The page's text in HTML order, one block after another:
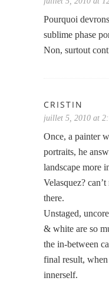
Pourquoi
sublime phase
Non, surtout
CRISTIN
juillet 5, 2010 at
Once, a painter
portraits, he
landscape more
Velasquez?
there.
Unstaged,
& white are so
the in-between
final result,
innerself.